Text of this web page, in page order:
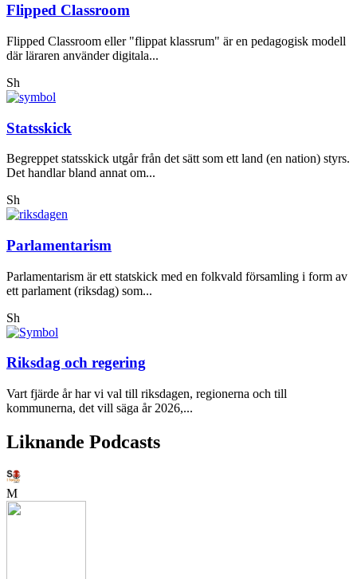
Flipped Classroom
Flipped Classroom eller "flippat klassrum" är en pedagogisk modell
där läraren använder digitala...
Sh
Statsskick
Begreppet statsskick utgår från det sätt som ett land (en nation) styrs.
Det handlar bland annat om...
Sh
Parlamentarism
Parlamentarism är ett statskick med en folkvald församling i form av
ett parlament (riksdag) som...
Sh
Riksdag och regering
Vart fjärde år har vi val till riksdagen, regionerna och till
kommunerna, det vill säga år 2026,...
Liknande Podcasts
M